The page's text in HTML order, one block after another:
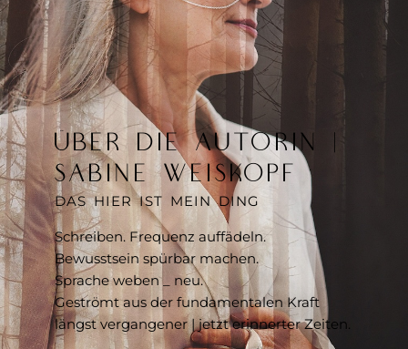
ÜBER DIE AUTORIN |
SABINE WEISKOPF
DAS HIER IST MEIN DING
Schreiben. Frequenz auffädeln.
Bewusstsein spürbar machen.
Sprache weben _ neu.
Geströmt aus der fundamentalen Kraft
längst vergangener | jetzt erinnerter Zeiten.